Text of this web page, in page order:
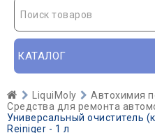
Поиск товаров
КАТАЛОГ
LiquiMoly
Автохимия
Средства для ремонта
Универсальный очиститель
Reiniger - 1 л